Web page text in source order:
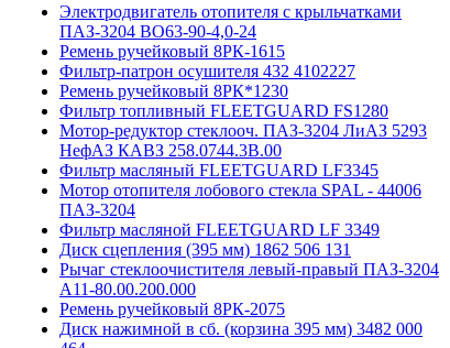
Электродвигатель отопителя с крыльчатками
ПАЗ-3204 ВО63-90-4,0-24
Ремень ручейковый 8РК-1615
Фильтр-патрон осушителя 432 4102227
Ремень ручейковый 8РК*1230
Фильтр топливный FLEETGUARD FS1280
Мотор-редуктор стеклооч. ПАЗ-3204 ЛиАЗ 5293
НефАЗ КАВЗ 258.0744.3B.00
Фильтр масляный FLEETGUARD LF3345
Мотор отопителя лобового стекла SPAL - 44006
ПАЗ-3204
Фильтр масляной FLEETGUARD LF 3349
Диск сцепления (395 мм) 1862 506 131
Рычаг стеклоочистителя левый-правый ПАЗ-3204
А11-80.00.200.000
Ремень ручейковый 8РК-2075
Диск нажимной в сб. (корзина 395 мм) 3482 000